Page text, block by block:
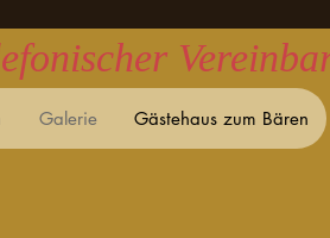
Galerie Gästehaus zum Bären